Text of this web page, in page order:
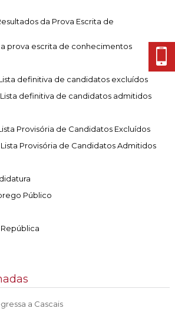
da Prova Escrita de
prova escrita de conhecimentos
Lista definitiva de candidatos excluídos
Lista definitiva de candidatos admitidos
Provisória de Candidatos Excluídos
Lista Provisória de Candidatos Admitidos
Público
a Cascais